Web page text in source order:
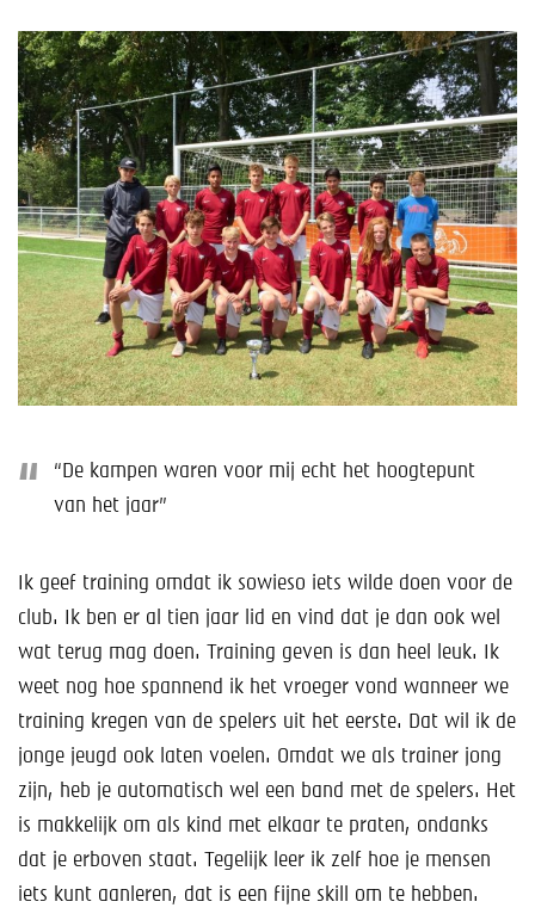
“De kampen waren voor mij echt het hoogtepunt
van het jaar”
Ik geef training omdat ik sowieso iets wilde doen voor de
club. Ik ben er al tien jaar lid en vind dat je dan ook wel
wat terug mag doen. Training geven is dan heel leuk. Ik
weet nog hoe spannend ik het vroeger vond wanneer we
training kregen van de spelers uit het eerste. Dat wil ik de
jonge jeugd ook laten voelen. Omdat we als trainer jong
zijn, heb je automatisch wel een band met de spelers. Het
is makkelijk om als kind met elkaar te praten, ondanks
dat je erboven staat. Tegelijk leer ik zelf hoe je mensen
iets kunt aanleren, dat is een fijne skill om te hebben.